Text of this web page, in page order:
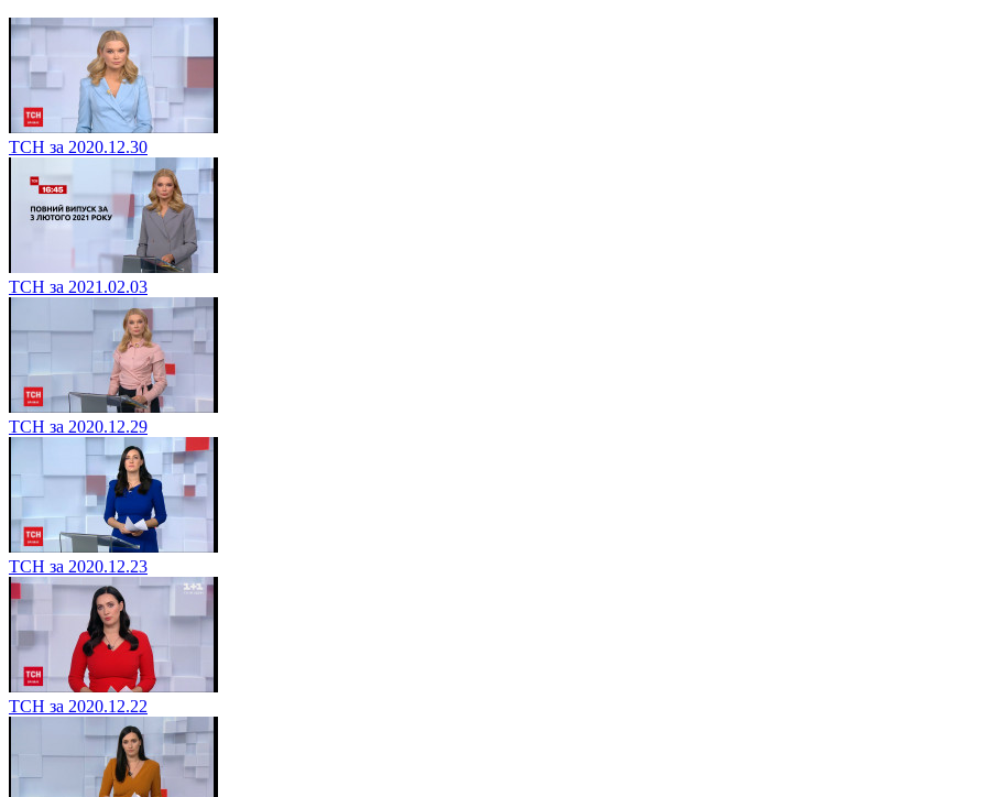
ТСН за 2020.12.30
ТСН за 2021.02.03
ТСН за 2020.12.29
ТСН за 2020.12.23
ТСН за 2020.12.22